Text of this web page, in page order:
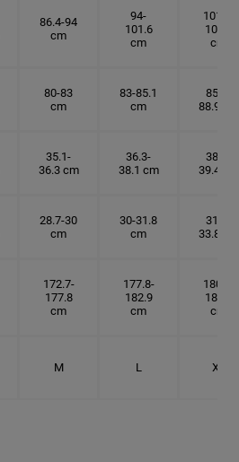
86.4-94
cm
94-
101.6
cm
101.6-
109.2
cm
80-83
cm
83-85.1
cm
85.1-
88.9 cm
35.1-
36.3 cm
36.3-
38.1 cm
38.1-
39.4 cm
28.7-30
cm
30-31.8
cm
31.8-
33.8 cm
172.7-
177.8
cm
177.8-
182.9
cm
180.3-
185.5
cm
M L XL